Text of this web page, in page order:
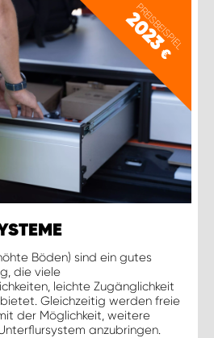
PREISBEISPIEL
2023
€
Böden) sind ein gutes
die viele
leichte Zugänglichkeit
Gleichzeitig werden freie
der Möglichkeit, weitere
anzubringen.